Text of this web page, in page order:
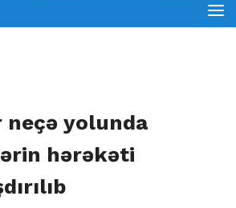
neçə yolunda
hərəkəti